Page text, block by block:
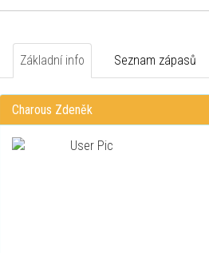
Základní info Seznam zápasů
Charous Zdeněk